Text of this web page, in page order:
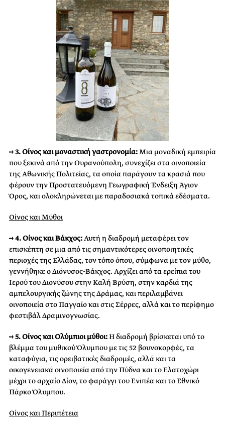
→ 3. Οίνος και μοναστική γαστρονομία:Μια μοναδική εμπειρία
που ξεκινά από την Ουρανούπολη, συνεχίζει στα οινοποιεία
της Αθωνικής Πολιτείας, τα οποία παράγουν τα κρασιά που
φέρουν την Προστατευόμενη Γεωγραφική Ένδειξη Άγιον
Όρος, και ολοκληρώνεται με παραδοσιακά τοπικά εδέσματα.
Οίνος και Mύθοι
→ 4. Οίνος και Βάκχος:Αυτή η διαδρομή μεταφέρει τον
επισκέπτη σε μια από τις σημαντικότερες οινοποιητικές
περιοχές της Ελλάδας, τον τόπο όπου, σύμφωνα με τον μύθο,
γεννήθηκε ο Διόνυσος-Βάκχος. Αρχίζει από τα ερείπια του
Ιερού του Διονύσου στην Καλή Βρύση, στην καρδιά της
αμπελουργικής ζώνης της Δράμας, και περιλαμβάνει
οινοποιεία στο Παγγαίο και στις Σέρρες, αλλά και το περίφημο
φεστιβάλ Δραμινογνωσίας.
→ 5. Οίνος και Oλύμπιοι μύθοι:Η διαδρομή βρίσκεται υπό το
βλέμμα του μυθικού Όλυμπου με τις 52 βουνοκορφές, τα
καταφύγια, τις ορειβατικές διαδρομές, αλλά και τα
οικογενειακά οινοποιεία από την Πύδνα και το Ελατοχώρι
μέχρι το αρχαίο Δίον, το φαράγγι του Ενιπέα και το Εθνικό
Πάρκο Όλυμπου.
Οίνος και Περιπέτεια